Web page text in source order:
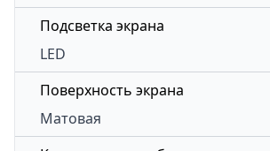
Подсветка экрана
LED
Поверхность экрана
Матовая